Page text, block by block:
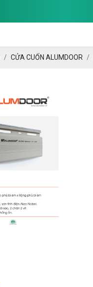
CỬA CUỐN ALUMDOOR